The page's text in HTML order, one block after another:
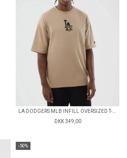
DKK 349,00
-50%